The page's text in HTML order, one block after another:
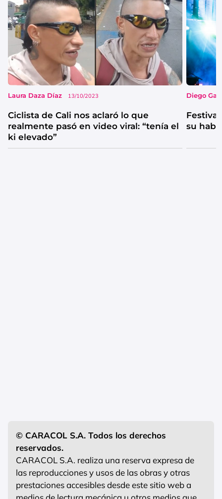
Laura Daza Díaz 13/10/2023
Ciclista de Cali nos aclaró lo que
realmente pasó en video viral: “tenía el
ki elevado”
Diego
su
© CARACOL S.A. Todos los derechos
reservados.
CARACOL S.A. realiza una reserva expresa de
las reproducciones y usos de las obras y otras
prestaciones accesibles desde este sitio web a